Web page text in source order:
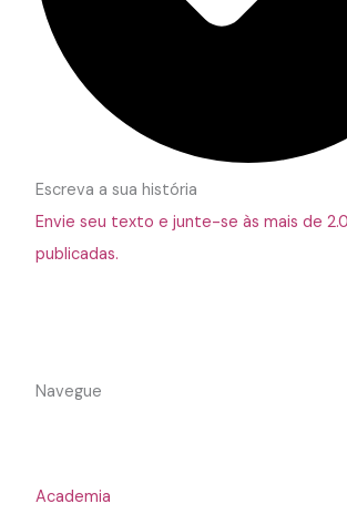
Escreva a sua história
Envie seu texto e junte-se às mais de
publicadas.
Navegue
Academia